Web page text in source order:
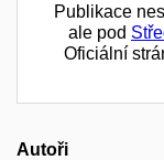
Publikace
ale pod
Oficiální
Autoři